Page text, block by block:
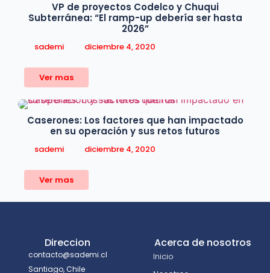
VP de proyectos Codelco y Chuqui
Subterránea: “El ramp-up debería ser hasta
2026”
sademi diciembre 4, 2020
Ver mas
Caserones: Los factores que han impactado
en su operación y sus retos futuros
sademi diciembre 4, 2020
Ver mas
Direccion
contacto@sademi.cl
Santiago, Chile
Acerca de nosotros
Inicio